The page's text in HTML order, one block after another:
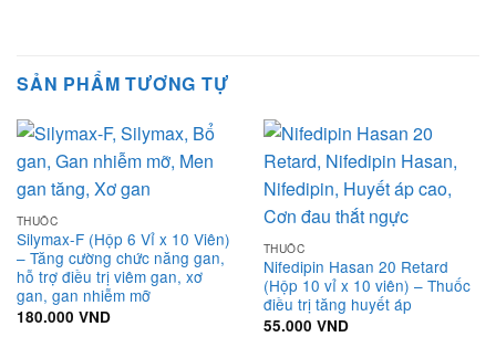
SẢN PHẨM TƯƠNG TỰ
THUỐC
Silymax-F (Hộp 6 Vỉ x 10 Viên)
– Tăng cường chức năng gan,
hỗ trợ điều trị viêm gan, xơ
gan, gan nhiễm mỡ
180.000 VND
THUỐC
Nifedipin Hasan 20 Retard
(Hộp 10 vỉ x 10 viên) – Thuốc
điều trị tăng huyết áp
55.000 VND